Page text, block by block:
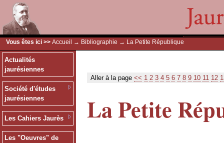
Vous êtes ici >> Accueil → Bibliographie → La Petite République
Actualités
jaurésiennes
Société d'études
jaurésiennes
Les Cahiers Jaurès
Les "Oeuvres" de
Aller à la page << 1 2 3 4 5 6 7 8 9 10 11 12
La Petite